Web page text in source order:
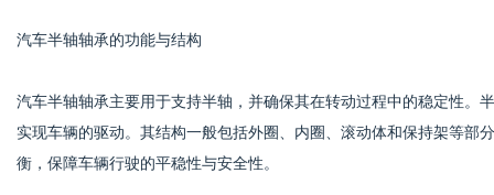
汽车半轴轴承的功能与结构
汽车半轴轴承主要用于支持半轴，并确保其在转动过程中的稳定性。
实现车辆的驱动。其结构一般包括外圈、内圈、滚动体和保持架等部
衡，保障车辆行驶的平稳性与安全性。